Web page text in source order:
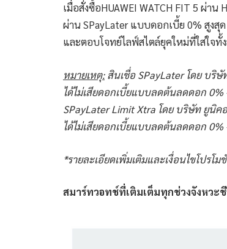
เมื่อสั่งซื้อHUAWEI WATCH FIT 5 ผ่าน
ผ่าน SPayLater แบบดอกเบี้ย 0% สูงสุ
และตอบโจทย์ไลฟ์สไตล์ยุคใหม่ที่ใส่ใจ
หมายเหตุ:สินเชื่อSPayLater โดย บริ
ได้ไม่เสียดอกเบี้ยแบบลดต้นลดดอก
SPayLater Limit Xtra โดย บริษัท ยูนิค
ได้ไม่เสียดอกเบี้ยแบบลดต้นลดดอก
*รายละเอียดเพิ่มเติมและเงื่อนไขโปร
สมาร์ทวอทช์ที่เติมเต็มทุกช่วงจังหวะ